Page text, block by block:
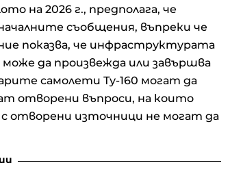
на 2026 г., предполага, че
съобщения, въпреки че
показва, че инфраструктурата
да произвежда или завършва
самолети Ту-160 могат да
отворени въпроси, на които
отворени източници не могат да